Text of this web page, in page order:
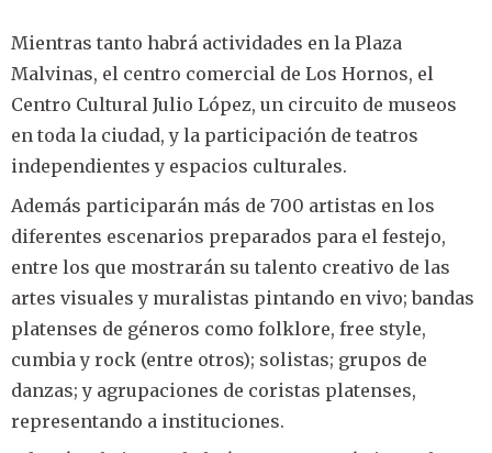
Mientras tanto habrá actividades en la Plaza
Malvinas, el centro comercial de Los Hornos, el
Centro Cultural Julio López, un circuito de museos
en toda la ciudad, y la participación de teatros
independientes y espacios culturales.
Además participarán más de 700 artistas en los
diferentes escenarios preparados para el festejo,
entre los que mostrarán su talento creativo de las
artes visuales y muralistas pintando en vivo; bandas
platenses de géneros como folklore, free style,
cumbia y rock (entre otros); solistas; grupos de
danzas; y agrupaciones de coristas platenses,
representando a instituciones.